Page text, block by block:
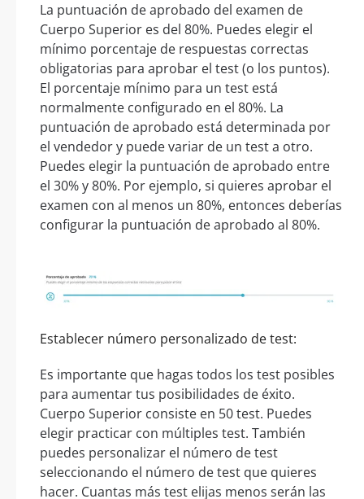
La puntuación de aprobado del examen de
Cuerpo Superior es del 80%. Puedes elegir el
mínimo porcentaje de respuestas correctas
obligatorias para aprobar el test (o los puntos).
El porcentaje mínimo para un test está
normalmente configurado en el 80%. La
puntuación de aprobado está determinada por
el vendedor y puede variar de un test a otro.
Puedes elegir la puntuación de aprobado entre
el 30% y 80%. Por ejemplo, si quieres aprobar el
examen con al menos un 80%, entonces deberías
configurar la puntuación de aprobado al 80%.
Establecer número personalizado de test:
Es importante que hagas todos los test posibles
para aumentar tus posibilidades de éxito.
Cuerpo Superior consiste en 50 test. Puedes
elegir practicar con múltiples test. También
puedes personalizar el número de test
seleccionando el número de test que quieres
hacer. Cuantas más test elijas menos serán las